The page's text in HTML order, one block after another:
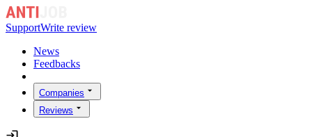
SupportWrite review
News
Feedbacks
Companies
Reviews